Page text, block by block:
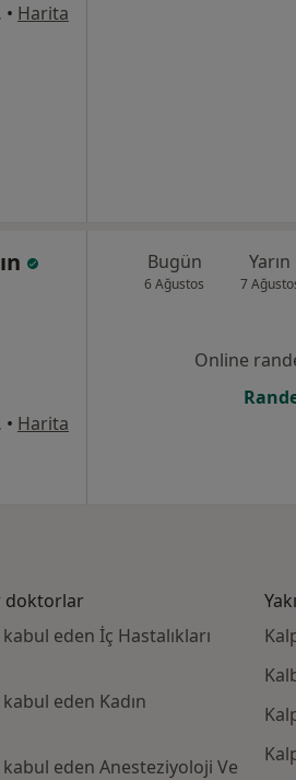
Sivas • Harita
Sivas • Harita
Bugün
6 Ağustos
Yarın
7
Online
doktorlar
eden İç Hastalıkları
eden Kadın
eden Anesteziyoloji Ve